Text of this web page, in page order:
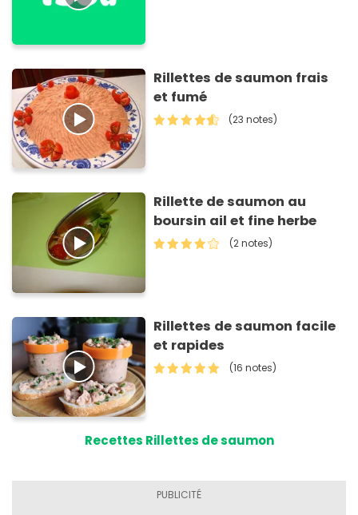
Rillettes de saumon frais
et fumé
(23 notes)
Rillette de saumon au
boursin ail et fine herbe
(2 notes)
Rillettes de saumon facile
et rapides
(16 notes)
Recettes Rillettes de saumon